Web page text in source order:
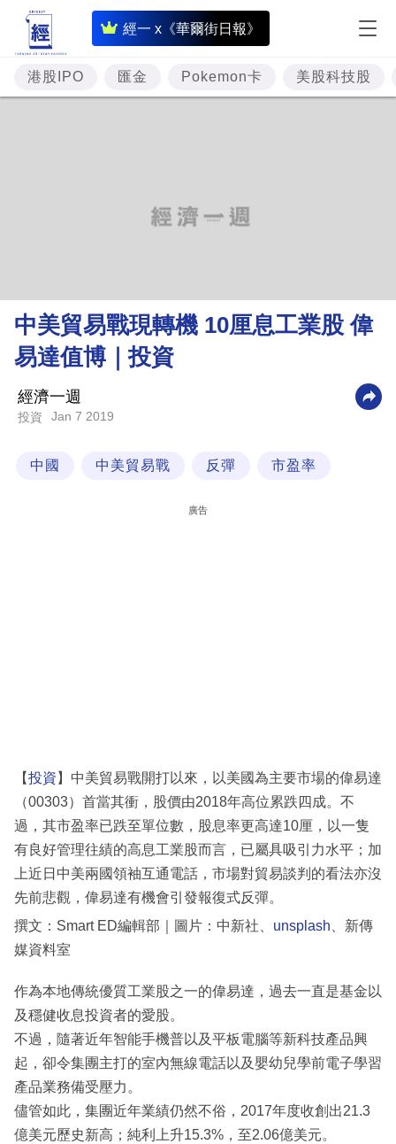
經一 x《華爾街日報》
即
時
財
經
理
財
科
區
港股IPO 匯金 Pokemon卡 美股科技股
中美貿易戰現轉機 10厘息工業股 偉
易達值博｜投資
經濟一週
投資 Jan 7 2019
中國 中美貿易戰 反彈 市盈率
廣告
【投資 】中美貿易戰開打以來，以美國為主要市場的偉易達
（00303）首當其衝，股價由2018年高位累跌四成。不
過，其市盈率已跌至單位數，股息率更高達10厘，以一隻
有良好管理往績的高息工業股而言，已屬具吸引力水平；加
上近日中美兩國領袖互通電話，市場對貿易談判的看法亦沒
先前悲觀，偉易達有機會引發報復式反彈。
撰文：Smart ED編輯部｜圖片：中新社、 unsplash 、新傳
媒資料室
作為本地傳統優質工業股之一的偉易達，過去一直是基金以
及穩健收息投資者的愛股。
不過，隨著近年智能手機普以及平板電腦等新科技產品興
起，卻令集團主打的室內無線電話以及嬰幼兒學前電子學習
產品業務備受壓力。
儘管如此，集團近年業績仍然不俗，2017年度收創出21.3
億美元歷史新高；純利上升15.3%，至2.06億美元。